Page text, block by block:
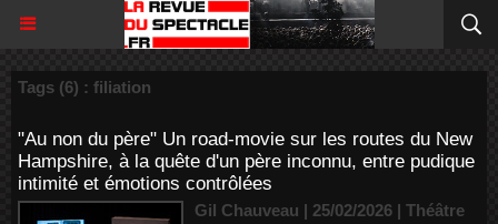
Tags (6) : filiation
"Au non du père" Un road-movie sur les routes du New
Hampshire, à la quête d'un père inconnu, entre pudique
intimité et émotions contrôlées
Gil Chauveau | 25/02/2026 | Théâtre